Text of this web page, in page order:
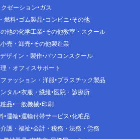
ゼーション ガス
燃料 ゴム製品 コンビニ その他
他の化学工業 その他教室・スクール
売・卸売 その他製造業
デザイン・製作 パソコンスクール
・オフィスサポート
ファッション・洋服 プラスチック製品
タル 衣服・繊維 医院・診療所
品 一般機械 印刷
運輸 運輸付帯サービス 化粧品
介護・福祉 会計・税務・法務・労務